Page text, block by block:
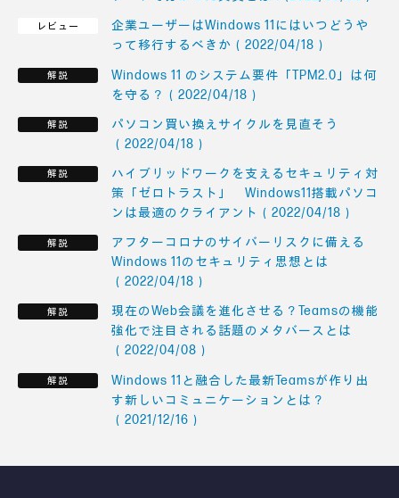
企業ユーザーはWindows 11にはいつどうや
って移行するべきか（2022/04/18）
Windows 11 のシステム要件「TPM2.0」は何
を守る？（2022/04/18）
パソコン買い換えサイクルを見直そう
（2022/04/18）
ハイブリッドワークを支えるセキュリティ対
策「ゼロトラスト」 Windows11搭載パソコ
ンは最適のクライアント（2022/04/18）
アフターコロナのサイバーリスクに備える
Windows 11のセキュリティ思想とは
（2022/04/18）
現在のWeb会議を進化させる？Teamsの機能
強化で注目される話題のメタバースとは
（2022/04/08）
Windows 11と融合した最新Teamsが作り出
す新しいコミュニケーションとは？
（2021/12/16）